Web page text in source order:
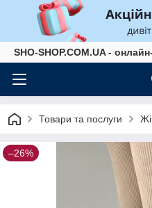
SHO-SHOP.COM.UA -
Товари та послуги
–26%